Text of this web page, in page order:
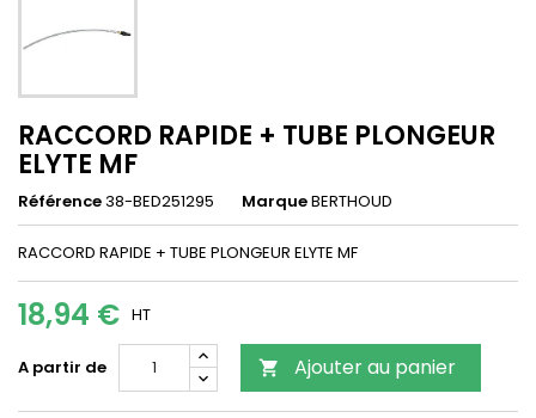
RACCORD RAPIDE + TUBE PLONGEUR
ELYTE MF
Référence38-BED251295 MarqueBERTHOUD
RACCORD RAPIDE + TUBE PLONGEUR ELYTE MF
18,94 € HT
A partir de  Ajouter au panier